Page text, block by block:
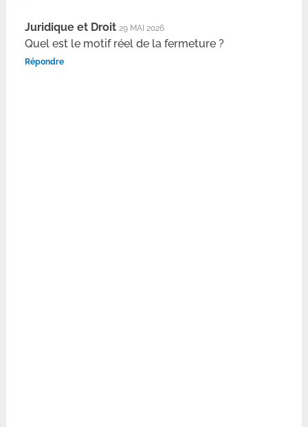
Juridique et Droit 29 MAI 2026
Quel est le motif réel de la fermeture ?
Répondre